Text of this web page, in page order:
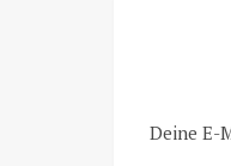
Deine E-